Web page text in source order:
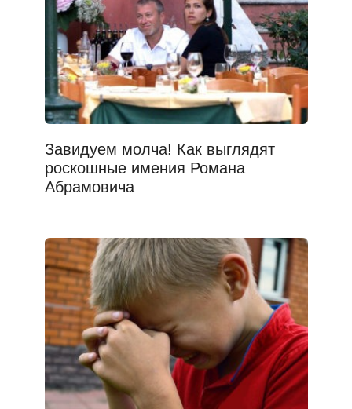
Завидуем молча! Как выглядят
роскошные имения Романа
Абрамовича